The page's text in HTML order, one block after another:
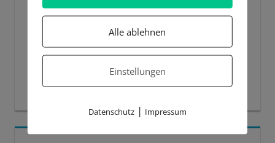
Alle ablehnen
Einstellungen
Datenschutz| Impressum